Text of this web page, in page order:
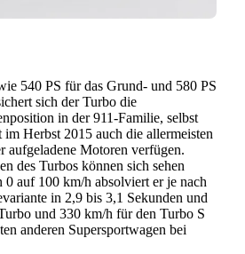
540 PS für das Grund- und 580 PS
sich der Turbo die
in der 911-Familie, selbst
Herbst 2015 auch die allermeisten
aufgeladene Motoren verfügen.
des Turbos können sich sehen
0 auf 100 km/h absolviert er je nach
in 2,9 bis 3,1 Sekunden und
und 330 km/h für den Turbo S
anderen Supersportwagen bei